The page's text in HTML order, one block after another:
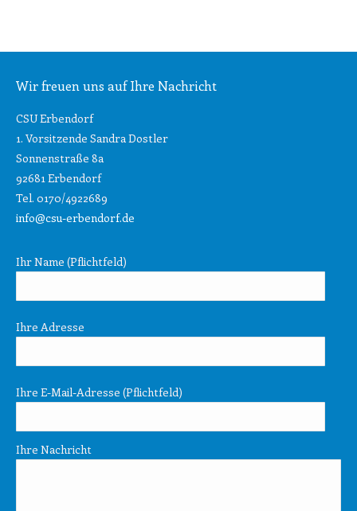
Wir freuen uns auf Ihre Nachricht
CSU Erbendorf
1. Vorsitzende Sandra Dostler
Sonnenstraße 8a
92681 Erbendorf
Tel. 0170/4922689
info@csu-erbendorf.de
Ihr Name (Pflichtfeld)
Ihre Adresse
Ihre E-Mail-Adresse (Pflichtfeld)
Ihre Nachricht